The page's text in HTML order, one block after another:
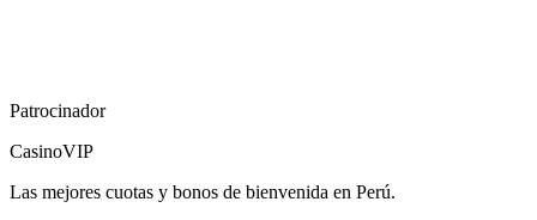
Patrocinador
CasinoVIP
Las mejores cuotas y bonos de bienvenida en Perú.